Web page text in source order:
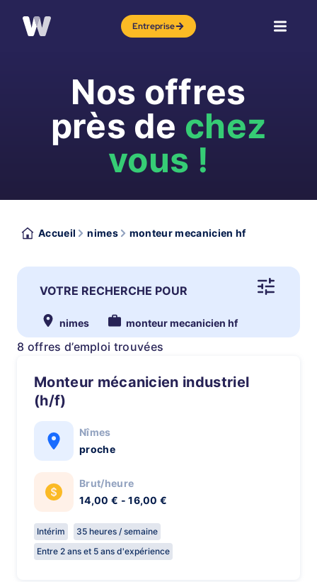
Entreprise
Nos offres
près de chez
vous !
Accueil nimes monteur mecanicien hf
VOTRE RECHERCHE POUR
nimes monteur mecanicien hf
8 offres d’emploi trouvées
Monteur mécanicien industriel
(h/f)
Nîmes
proche
Brut/heure
14,00 € - 16,00 €
Intérim
35 heures / semaine
Entre 2 ans et 5 ans d'expérience